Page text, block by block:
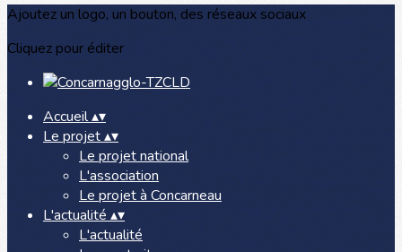
Ajoutez un logo, un bouton, des réseaux sociaux
Cliquez pour éditer
Accueil▴▾
Le projet▴▾
Le projet national
L'association
Le projet à Concarneau
L'actualité ▴▾
L'actualité